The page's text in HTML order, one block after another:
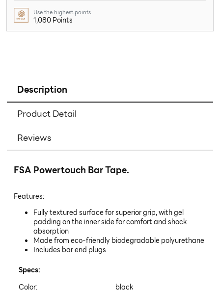
Use the highest points.
1,080 Points
Description
Product Detail
Reviews
FSA Powertouch Bar Tape.
Features:
Fully textured surface for superior grip, with gel
padding on the inner side for comfort and shock
absorption
Made from eco-friendly biodegradable polyurethane
Includes bar end plugs
Specs:
Color:
black